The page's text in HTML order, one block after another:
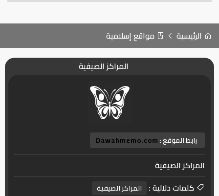
الرئيسية مواقع إسلامية
المراكز الصيفية
رابط الموقع :Dawahmemo.com
المراكز الصيفية
كلمات دلالية :
المراكز الصيفية